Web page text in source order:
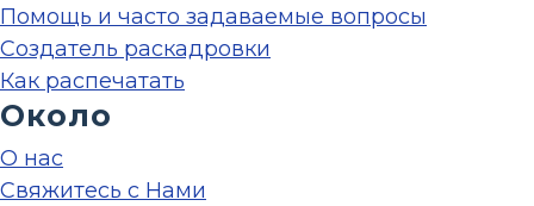
Помощь и часто задаваемые вопросы
Создатель раскадровки
Как распечатать
Около
О нас
Свяжитесь с Нами